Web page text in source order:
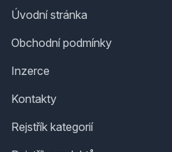
Úvodní stránka
Obchodní podmínky
Inzerce
Kontakty
Rejstřík kategorií